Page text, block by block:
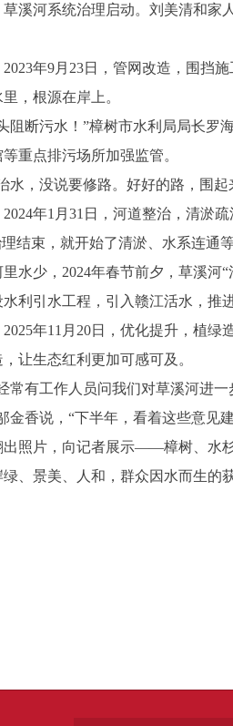
河系统治理启动。刘美清和家
年9月23日，管网改造，围挡施
根源在岸上。
断污水！”樟树市水利局局长罗海
重点排污场所加强监管。
，没说要修路。好好的路，围起
年1月31日，河道整治，清淤疏
束，就开始了清淤、水系连通等
少，2024年春节前夕，草溪河“
利引水工程，引入赣江活水，推
年11月20日，优化提升，植绿
生态红利更加可感可及。
有工作人员问我们对草溪河进一
香说，“下半年，看着这些意见
片，向记者展示——樟树、水杉
景美、人和，群众因水而生的